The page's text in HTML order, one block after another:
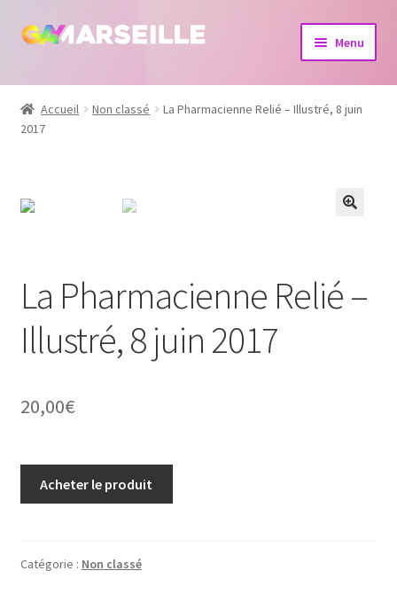
Aller
navigation
Aller
Menu
Boutique
Bijoux
Accueil Non classé
La Pharmacienne Relié – Illustré, 8 juin
2017
La Pharmacienne Relié –
Illustré, 8 juin 2017
20,00€
Acheter le produit
Catégorie : Non classé